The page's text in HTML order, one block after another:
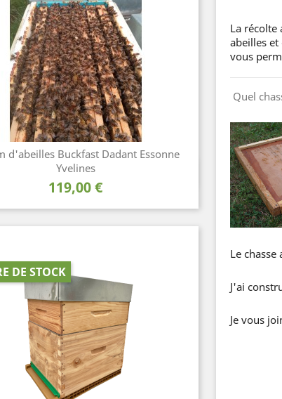
La récolte
abeilles
vous
Quel
Le
J'ai
Je vous
d'abeilles Buckfast Dadant Essonne
Yvelines
Prix
119,00 €
Aperçu rapide
DE STOCK